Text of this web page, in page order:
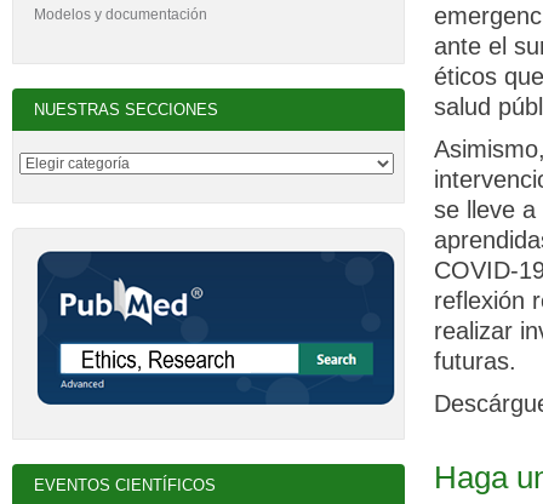
ante el
éticos
salud
se lleve a
COVID-
reflexión
realizar
futuras.
Haga
Modelos y documentación
NUESTRAS SECCIONES
EVENTOS CIENTÍFICOS